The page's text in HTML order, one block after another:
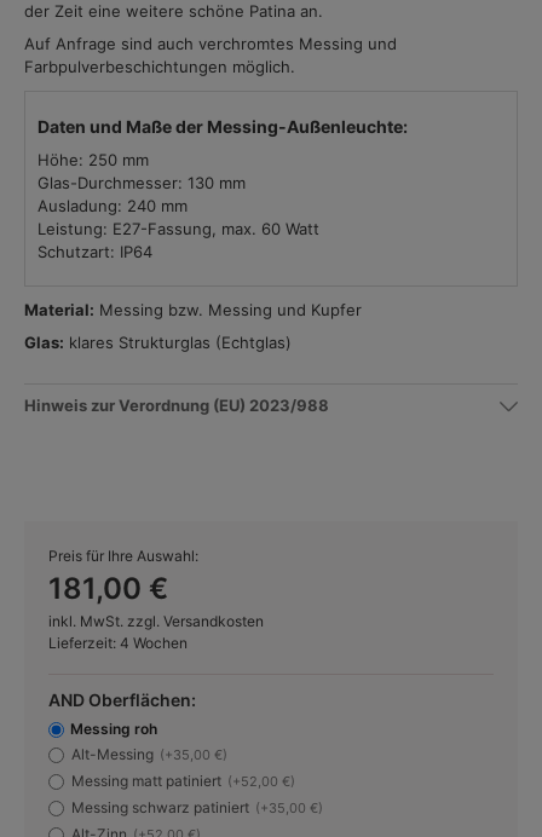
der Zeit eine weitere schöne Patina an.
Auf Anfrage sind auch verchromtes Messing und
Farbpulverbeschichtungen möglich.
Daten und Maße der Messing-Außenleuchte:
Höhe: 250 mm
Glas-Durchmesser: 130 mm
Ausladung: 240 mm
Leistung: E27-Fassung, max. 60 Watt
Schutzart: IP64
Material: Messing bzw. Messing und Kupfer
Glas: klares Strukturglas (Echtglas)
Hinweis zur Verordnung (EU) 2023/988
Preis für Ihre Auswahl:
181,00 €
inkl. MwSt. zzgl. Versandkosten
Lieferzeit: 4 Wochen
AND Oberflächen:
Messing roh
Alt-Messing (+35,00 €)
Messing matt patiniert (+52,00 €)
Messing schwarz patiniert (+35,00 €)